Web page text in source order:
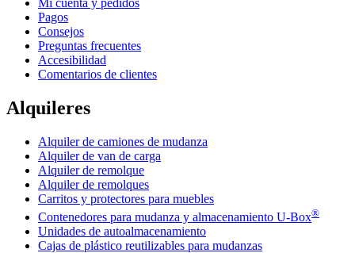
Mi cuenta y pedidos
Pagos
Consejos
Preguntas frecuentes
Accesibilidad
Comentarios de clientes
Alquileres
Alquiler de camiones de mudanza
Alquiler de van de carga
Alquiler de remolque
Alquiler de remolques
Carritos y protectores para muebles
Contenedores para mudanza y almacenamiento U-Box®
Unidades de autoalmacenamiento
Cajas de plástico reutilizables para mudanzas